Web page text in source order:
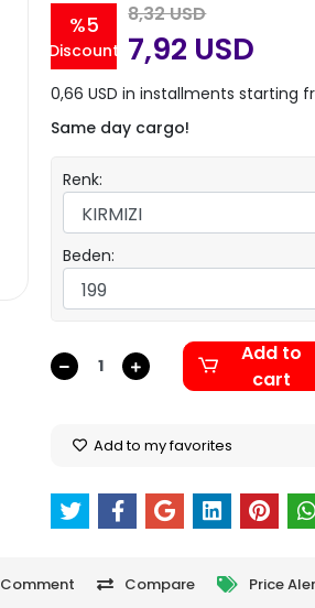
%5
Discount
8,32 USD
7,92 USD
0,66 USD in installments starting
Same day cargo!
Renk:
Beden:
Add to
cart
Add to my favorites
Comment Compare Price